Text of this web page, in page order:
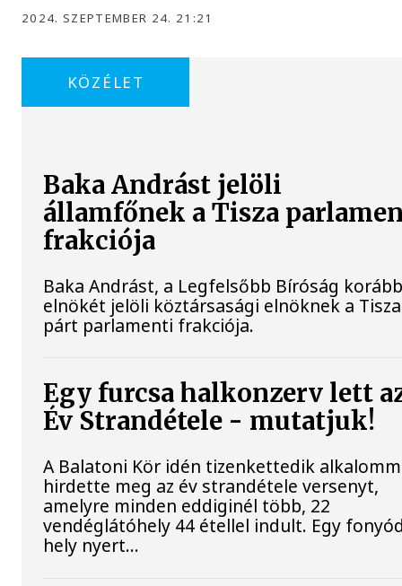
2024. SZEPTEMBER 24. 21:21
KÖZÉLET
Baka Andrást jelöli
államfőnek a Tisza
frakciója
Baka Andrást, a Legfelsőbb Bíróság
elnökét jelöli köztársasági elnöknek a Tisza
párt parlamenti frakciója.
Egy furcsa halkonzerv lett
Év Strandétele - mutatjuk!
A Balatoni Kör idén tizenkettedik
hirdette meg az év strandétele versenyt,
amelyre minden eddiginél több, 22
vendéglátóhely 44 étellel indult. Egy
hely nyert...